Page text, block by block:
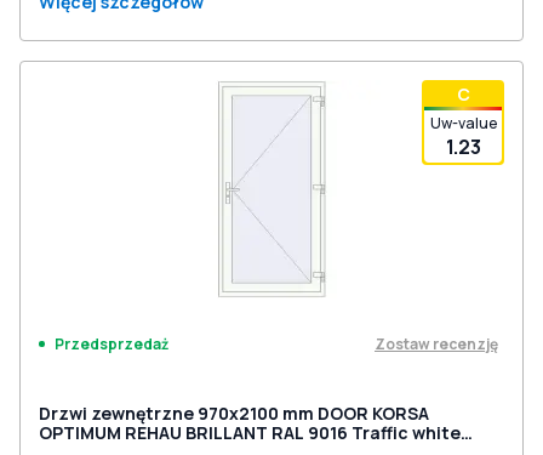
С
Uw-value
1.23
Przedsprzedaż Zostaw recenzję
Drzwi zewnętrzne 970x2100 mm DOOR KORSA
OPTIMUM REHAU BRILLANT RAL 9016 Traffic white